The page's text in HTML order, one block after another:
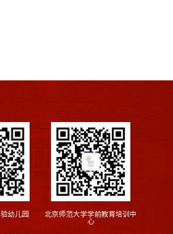
幼儿园
北京师范大学学前教育培训中
心